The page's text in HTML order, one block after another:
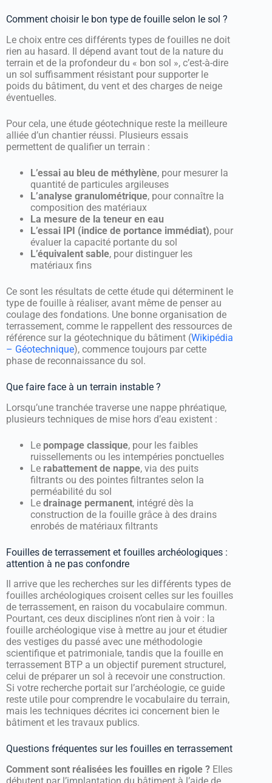
Comment choisir le bon type de fouille selon le sol ?
Le choix entre ces différents types de fouilles ne doit
rien au hasard. Il dépend avant tout de la nature du
terrain et de la profondeur du « bon sol », c’est-à-dire
un sol suffisamment résistant pour supporter le
poids du bâtiment, du vent et des charges de neige
éventuelles.
Pour cela, une étude géotechnique reste la meilleure
alliée d’un chantier réussi. Plusieurs essais
permettent de qualifier un terrain :
L’essai au bleu de méthylène, pour mesurer la
quantité de particules argileuses
L’analyse granulométrique, pour connaître la
composition des matériaux
La mesure de la teneur en eau
L’essai IPI (indice de portance immédiat), pour
évaluer la capacité portante du sol
L’équivalent sable, pour distinguer les
matériaux fins
Ce sont les résultats de cette étude qui déterminent le
type de fouille à réaliser, avant même de penser au
coulage des fondations. Une bonne organisation de
terrassement, comme le rappellent des ressources de
référence sur la géotechnique du bâtiment (Wikipédia
– Géotechnique), commence toujours par cette
phase de reconnaissance du sol.
Que faire face à un terrain instable ?
Lorsqu’une tranchée traverse une nappe phréatique,
plusieurs techniques de mise hors d’eau existent :
Le pompage classique, pour les faibles
ruissellements ou les intempéries ponctuelles
Le rabattement de nappe, via des puits
filtrants ou des pointes filtrantes selon la
perméabilité du sol
Le drainage permanent, intégré dès la
construction de la fouille grâce à des drains
enrobés de matériaux filtrants
Fouilles de terrassement et fouilles archéologiques :
attention à ne pas confondre
Il arrive que les recherches sur les différents types de
fouilles archéologiques croisent celles sur les fouilles
de terrassement, en raison du vocabulaire commun.
Pourtant, ces deux disciplines n’ont rien à voir : la
fouille archéologique vise à mettre au jour et étudier
des vestiges du passé avec une méthodologie
scientifique et patrimoniale, tandis que la fouille en
terrassement BTP a un objectif purement structurel,
celui de préparer un sol à recevoir une construction.
Si votre recherche portait sur l’archéologie, ce guide
reste utile pour comprendre le vocabulaire du terrain,
mais les techniques décrites ici concernent bien le
bâtiment et les travaux publics.
Questions fréquentes sur les fouilles en terrassement
Comment sont réalisées les fouilles en rigole ? Elles